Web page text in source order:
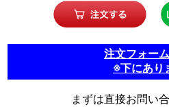
注文フォー
※下にあり
まずは直接お問い